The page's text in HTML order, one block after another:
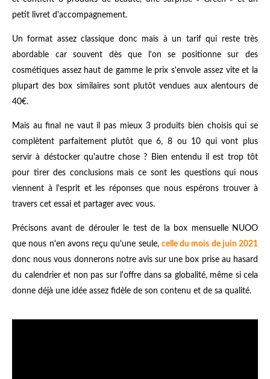
petit livret d'accompagnement.
Un format assez classique donc mais à un tarif qui reste très
abordable car souvent dès que l'on se positionne sur des
cosmétiques assez haut de gamme le prix s'envole assez vite et la
plupart des box similaires sont plutôt vendues aux alentours de
40€.
Mais au final ne vaut il pas mieux 3 produits bien choisis qui se
complètent parfaitement plutôt que 6, 8 ou 10 qui vont plus
servir à déstocker qu'autre chose ? Bien entendu il est trop tôt
pour tirer des conclusions mais ce sont les questions qui nous
viennent à l'esprit et les réponses que nous espérons trouver à
travers cet essai et partager avec vous.
Précisons avant de dérouler le test de la box mensuelle NUOO
que nous n'en avons reçu qu'une seule, celle du mois de juin 2021
donc nous vous donnerons notre avis sur une box prise au hasard
du calendrier et non pas sur l'offre dans sa globalité, même si cela
donne déjà une idée assez fidèle de son contenu et de sa qualité.